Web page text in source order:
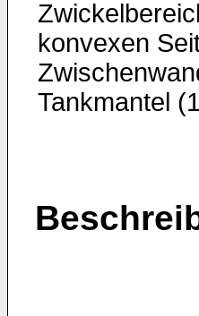
konvexen
Tankmantel